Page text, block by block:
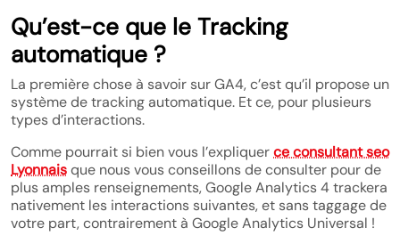
Qu’est-ce que le Tracking
automatique ?
La première chose à savoir sur GA4, c’est qu’il propose un
système de tracking automatique. Et ce, pour plusieurs
types d’interactions.
Comme pourrait si bien vous l’expliquerce consultant seo
Lyonnaisque nous vous conseillons de consulter pour de
plus amples renseignements, Google Analytics 4 trackera
nativement les interactions suivantes, et sans taggage de
votre part, contrairement à Google Analytics Universal !